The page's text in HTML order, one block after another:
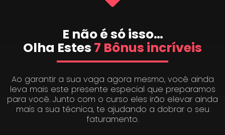
E não é só isso…
Olha Estes 7 Bônus incríveis
Ao garantir a sua vaga agora mesmo, você ainda
leva mais este presente especial que preparamos
para você. Junto com o curso eles irão elevar ainda
mais a sua técnica, te ajudando a dobrar o seu
faturamento.